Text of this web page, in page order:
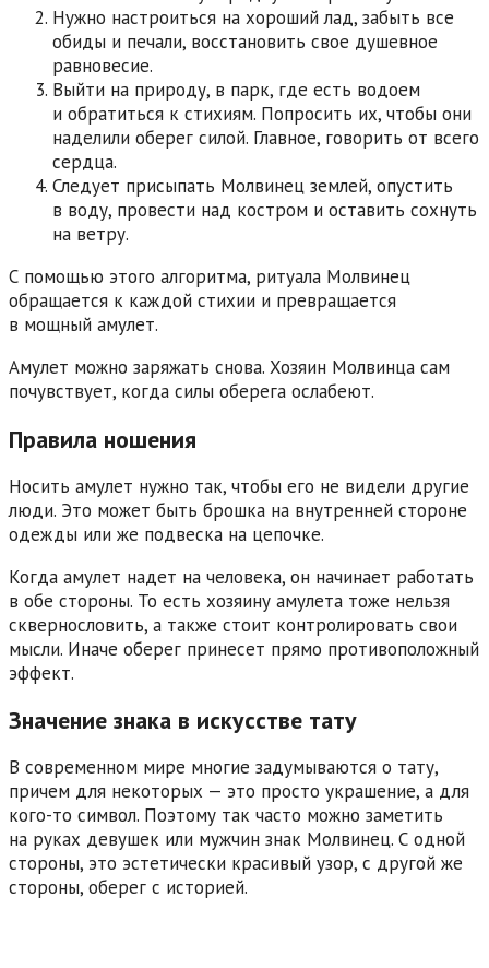
Нужно настроиться на хороший лад, забыть все
обиды и печали, восстановить свое душевное
равновесие.
Выйти на природу, в парк, где есть водоем
и обратиться к стихиям. Попросить их, чтобы они
наделили оберег силой. Главное, говорить от всего
сердца.
Следует присыпать Молвинец землей, опустить
в воду, провести над костром и оставить сохнуть
на ветру.
С помощью этого алгоритма, ритуала Молвинец
обращается к каждой стихии и превращается
в мощный амулет.
Амулет можно заряжать снова. Хозяин Молвинца сам
почувствует, когда силы оберега ослабеют.
Правила ношения
Носить амулет нужно так, чтобы его не видели другие
люди. Это может быть брошка на внутренней стороне
одежды или же подвеска на цепочке.
Когда амулет надет на человека, он начинает работать
в обе стороны. То есть хозяину амулета тоже нельзя
сквернословить, а также стоит контролировать свои
мысли. Иначе оберег принесет прямо противоположный
эффект.
Значение знака в искусстве тату
В современном мире многие задумываются о тату,
причем для некоторых — это просто украшение, а для
кого-то символ. Поэтому так часто можно заметить
на руках девушек или мужчин знак Молвинец. С одной
стороны, это эстетически красивый узор, с другой же
стороны, оберег с историей.